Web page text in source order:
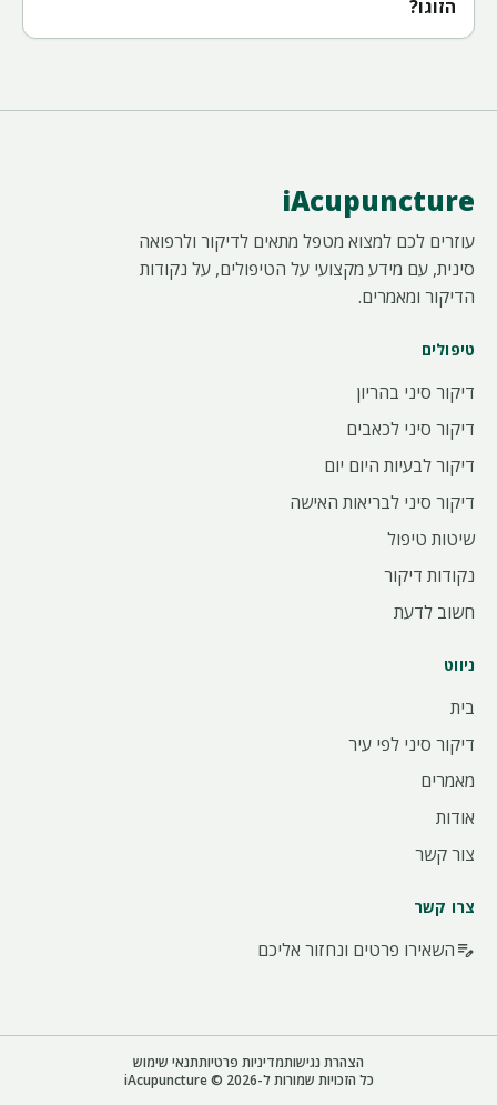
הזוגו?
iAcupuncture
עוזרים לכם למצוא מטפל מתאים לדיקור ולרפואה
סינית, עם מידע מקצועי על הטיפולים, על נקודות
הדיקור ומאמרים.
טיפולים
דיקור סיני בהריון
דיקור סיני לכאבים
דיקור לבעיות היום יום
דיקור סיני לבריאות האישה
שיטות טיפול
נקודות דיקור
חשוב לדעת
ניווט
בית
דיקור סיני לפי עיר
מאמרים
אודות
צור קשר
צרו קשר
edit_noteהשאירו פרטים ונחזור אליכם
הצהרת נגישותמדיניות פרטיותתנאי שימוש
כל הזכויות שמורות ל-iAcupuncture © 2026